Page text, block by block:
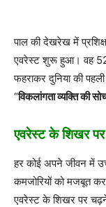
पाल की देखरेख में
एवरेस्ट शुरू हुआ। वह 52
फहराकर दुनिया की
“विकलांगता व्यक्ति की
एवरेस्ट के शिखर
हर कोई अपने जीवन में
कमजोरियों को मजबूत
एवरेस्ट के शिखर पर